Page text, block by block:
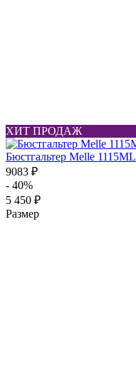
ХИТ ПРОДАЖ
Бюстгальтер Melle 1115ML
9083 ₽
- 40%
5 450 ₽
Размер